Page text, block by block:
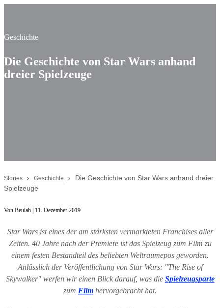
Geschichte
Die Geschichte von Star Wars anhand
dreier Spielzeuge
Stories Geschichte
Die Geschichte von Star Wars anhand dreier
Spielzeuge
Von Beulah | 11. Dezember 2019
Star Wars ist eines der am stärksten vermarkteten Franchises aller
Zeiten. 40 Jahre nach der Premiere ist das Spielzeug zum Film zu
einem festen Bestandteil des beliebten Weltraumepos geworden.
Anlässlich der Veröffentlichung von Star Wars: "The Rise of
Skywalker" werfen wir einen Blick darauf, was die Spielzeugsparte
zum Film hervorgebracht hat.